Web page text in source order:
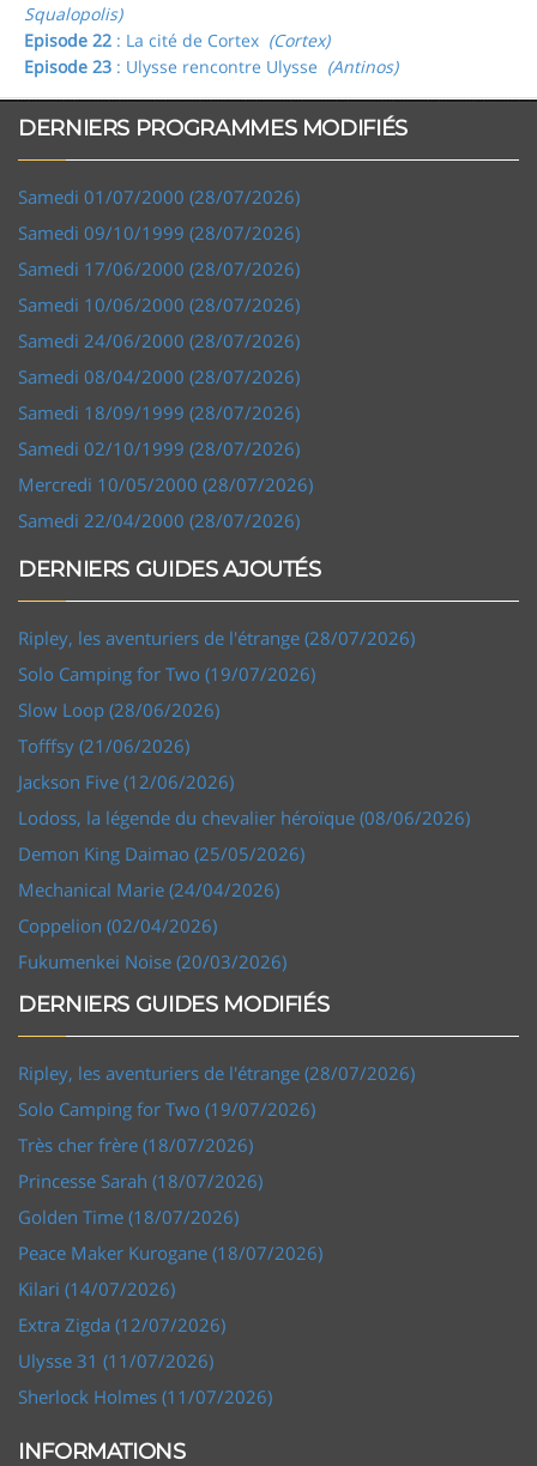
Squalopolis)
Episode 22 : La cité de Cortex (Cortex)
Episode 23 : Ulysse rencontre Ulysse (Antinos)
DERNIERS PROGRAMMES MODIFIÉS
Samedi 01/07/2000 (28/07/2026)
Samedi 09/10/1999 (28/07/2026)
Samedi 17/06/2000 (28/07/2026)
Samedi 10/06/2000 (28/07/2026)
Samedi 24/06/2000 (28/07/2026)
Samedi 08/04/2000 (28/07/2026)
Samedi 18/09/1999 (28/07/2026)
Samedi 02/10/1999 (28/07/2026)
Mercredi 10/05/2000 (28/07/2026)
Samedi 22/04/2000 (28/07/2026)
DERNIERS GUIDES AJOUTÉS
Ripley, les aventuriers de l'étrange (28/07/2026)
Solo Camping for Two (19/07/2026)
Slow Loop (28/06/2026)
Tofffsy (21/06/2026)
Jackson Five (12/06/2026)
Lodoss, la légende du chevalier héroïque (08/06/2026)
Demon King Daimao (25/05/2026)
Mechanical Marie (24/04/2026)
Coppelion (02/04/2026)
Fukumenkei Noise (20/03/2026)
DERNIERS GUIDES MODIFIÉS
Ripley, les aventuriers de l'étrange (28/07/2026)
Solo Camping for Two (19/07/2026)
Très cher frère (18/07/2026)
Princesse Sarah (18/07/2026)
Golden Time (18/07/2026)
Peace Maker Kurogane (18/07/2026)
Kilari (14/07/2026)
Extra Zigda (12/07/2026)
Ulysse 31 (11/07/2026)
Sherlock Holmes (11/07/2026)
INFORMATIONS